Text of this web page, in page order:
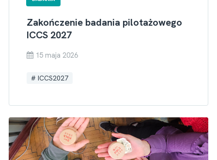
Zakończenie badania pilotażowego
ICCS 2027
15 maja 2026
ICCS2027